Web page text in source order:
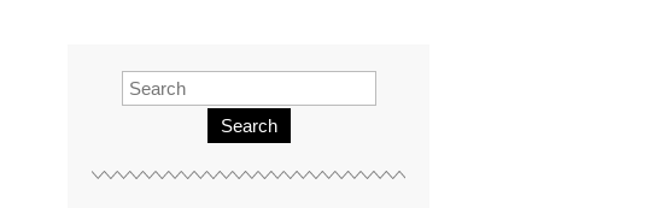
Search